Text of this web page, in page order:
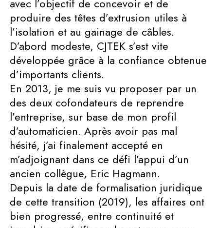
avec l’objectif de concevoir et de
produire des têtes d’extrusion utiles à
l’isolation et au gainage de câbles.
D’abord modeste, CJTEK s’est vite
développée grâce à la confiance obtenue
d’importants clients.
En 2013, je me suis vu proposer par un
des deux cofondateurs de reprendre
l’entreprise, sur base de mon profil
d’automaticien. Après avoir pas mal
hésité, j’ai finalement accepté en
m’adjoignant dans ce défi l’appui d’un
ancien collègue, Eric Hagmann.
Depuis la date de formalisation juridique
de cette transition (2019), les affaires ont
bien progressé, entre continuité et